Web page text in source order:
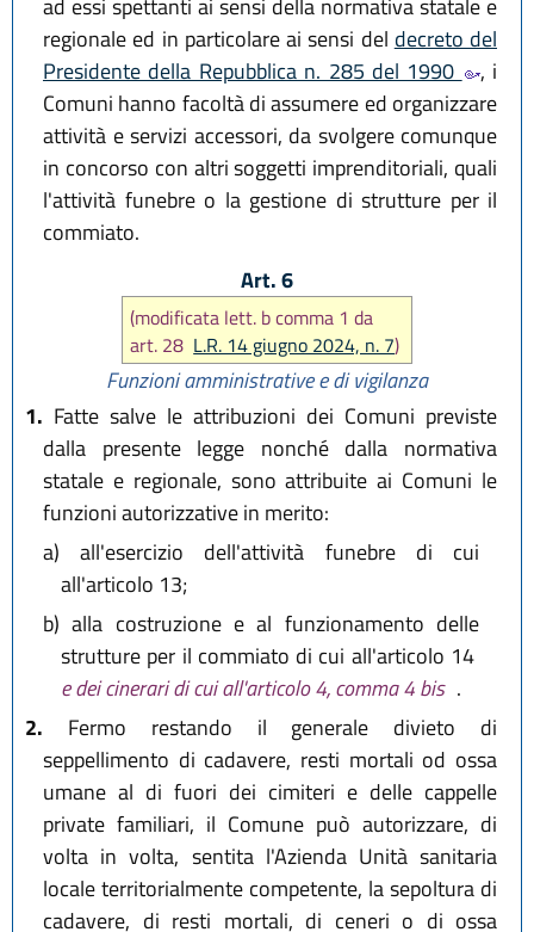
ad essi spettanti ai sensi della normativa statale e
regionale ed in particolare ai sensi del decreto del
Presidente della Repubblica n. 285 del 1990
, i
Comuni hanno facoltà di assumere ed organizzare
attività e servizi accessori, da svolgere comunque
in concorso con altri soggetti imprenditoriali, quali
l'attività funebre o la gestione di strutture per il
commiato.
Art. 6
(modificata lett. b comma 1 da
art. 28 L.R. 14 giugno 2024, n. 7)
Funzioni amministrative e di vigilanza
1. Fatte salve le attribuzioni dei Comuni previste
dalla presente legge nonché dalla normativa
statale e regionale, sono attribuite ai Comuni le
funzioni autorizzative in merito:
a) all'esercizio dell'attività funebre di cui
all'articolo 13;
b) alla costruzione e al funzionamento delle
strutture per il commiato di cui all'articolo 14
e dei cinerari di cui all'articolo 4, comma 4 bis .
2. Fermo restando il generale divieto di
seppellimento di cadavere, resti mortali od ossa
umane al di fuori dei cimiteri e delle cappelle
private familiari, il Comune può autorizzare, di
volta in volta, sentita l'Azienda Unità sanitaria
locale territorialmente competente, la sepoltura di
cadavere, di resti mortali, di ceneri o di ossa